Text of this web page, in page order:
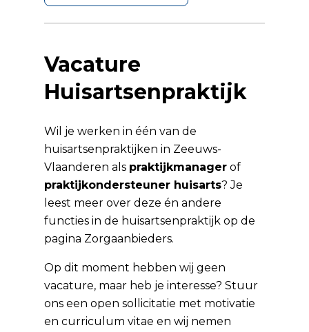
Vacature
Huisartsenpraktijk
Wil je werken in één van de
huisartsenpraktijken in Zeeuws-
Vlaanderen als praktijkmanager of
praktijkondersteuner huisarts? Je
leest meer over deze én andere
functies in de huisartsenpraktijk op de
pagina Zorgaanbieders.
Op dit moment hebben wij geen
vacature, maar heb je interesse? Stuur
ons een open sollicitatie met motivatie
en curriculum vitae en wij nemen